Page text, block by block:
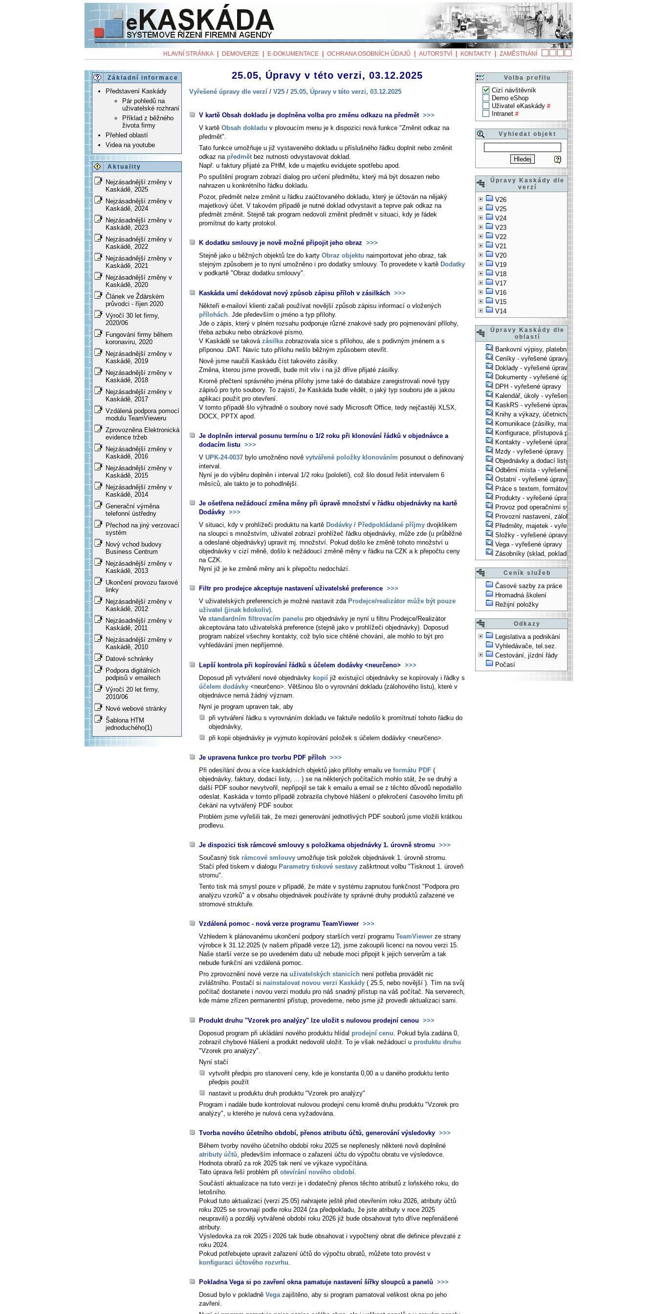
HLAVNÍ STRÁNKA DEMOVERZE E-DOKUMENTACE OCHRANA OSOBNÍCH ÚDAJŮ AUTORSTVÍ KONTAKTY ZAMĚSTNÁNÍ
Základní informace
Představení Kaskády
Pár pohledů na
uživatelské rozhraní
Příklad z běžného
života firmy
Přehled oblastí
Videa na youtube
Aktuality
Nejzásadnější změny v
Kaskádě, 2025
Nejzásadnější změny v
Kaskádě, 2024
Nejzásadnější změny v
Kaskádě, 2023
Nejzásadnější změny v
Kaskádě, 2022
Nejzásadnější změny v
Kaskádě, 2021
Nejzásadnější změny v
Kaskádě, 2020
Článek ve Ždárském
průvodci - říjen 2020
Výročí 30 let firmy,
2020/06
Fungování firmy během
koronaviru, 2020
Nejzásadnější změny v
Kaskádě, 2019
Nejzásadnější změny v
Kaskádě, 2018
Nejzásadnější změny v
Kaskádě, 2017
Vzdálená podpora pomocí
modulu TeamVieweru
Zprovozněna Elektronická
evidence tržeb
Nejzásadnější změny v
Kaskádě, 2016
Nejzásadnější změny v
Kaskádě, 2015
Nejzásadnější změny v
Kaskádě, 2014
Generační výměna
telefonní ústředny
Přechod na jiný verzovací
systém
Nový vchod budovy
Business Centrum
Nejzásadnější změny v
Kaskádě, 2013
Ukončení provozu faxové
linky
Nejzásadnější změny v
Kaskádě, 2012
Nejzásadnější změny v
Kaskádě, 2011
Nejzásadnější změny v
Kaskádě, 2010
Datové schránky
Podpora digitálních
podpisů v emailech
Výročí 20 let firmy,
2010/06
Nové webové stránky
Šablona HTM
jednoduchého(1)
Volba profilu
Cizí návštěvník
Demo eShop
Uživatel eKaskády #
Intranet #
Vyhledat objekt
Úpravy Kaskády dle
verzí
V26
V25
V24
V23
V22
V21
V20
V19
V18
V17
V16
V15
V14
Úpravy Kaskády dle
oblastí
Bankovní výpisy, platební příkazy - vyřešené úpravy
Ceníky - vyřešené úpravy
Doklady - vyřešené úpravy
Dokumenty - vyřešené úpravy
DPH - vyřešené úpravy
Kalendář, úkoly - vyřešené úpravy
KaskRS - vyřešené úpravy
Knihy a výkazy, účetnictví - vyřešené úpravy
Komunikace (zásilky, mail-systém, ...) - vyřešené úpravy
Konfigurace, přístupová práva, ... - vyřešené úpravy
Kontakty - vyřešené úpravy
Mzdy - vyřešené úpravy
Objednávky a dodací listy - vyřešené úpravy
Odběrní místa - vyřešené úpravy
Ostatní - vyřešené úpravy
Práce s textem, formátování, ... - vyřešené úpravy
Produkty - vyřešené úpravy
Provoz pod operačními systémy, technologické věci -
Provozní nastavení, zálohování, instalace, ... -
Předměty, majetek - vyřešené úpravy
Složky - vyřešené úpravy
Vega - vyřešené úpravy
Zásobníky (sklad, pokladna, bank. účet) - vyřešené
Ceník služeb
Časové sazby za práce
Hromadná školení
Režijní položky
Odkazy
Legislativa a podnikání
Vyhledávače, tel.sez.
Cestování, jízdní řády
Počasí
25.05, Úpravy v této verzi, 03.12.2025
Vyřešené úpravy dle verzí / V25 / 25.05, Úpravy v této verzi, 03.12.2025
V kartě Obsah dokladu je doplněna volba pro změnu odkazu na předmět >>>
V kartě Obsah dokladu v plovoucím menu je k dispozici nová funkce "Změnit odkaz na
předmět".
Tato funkce umožňuje u již vystaveného dokladu u příslušného řádku doplnit nebo změnit
odkaz na předmětbez nutnosti odvystavovat doklad.
Např. u faktury přijaté za PHM, kde u majetku evidujete spotřebu apod.
Po spuštění program zobrazí dialog pro určení předmětu, který má být dosazen nebo
nahrazen u konkrétního řádku dokladu.
Pozor, předmět nelze změnit u řádku zaúčtovaného dokladu, který je účtován na nějaký
majetkový účet. V takovém případě je nutné doklad odvystavit a teprve pak odkaz na
předmět změnit. Stejně tak program nedovolí změnit předmět v situaci, kdy je řádek
promítnut do karty protokol.
K dodatku smlouvy je nově možné připojit jeho obraz >>>
Stejně jako u běžných objektů lze do karty Obraz objektu naimportovat jeho obraz, tak
stejným způsobem je to nyní umožněno i pro dodatky smlouvy. To provedete v kartě Dodatky
v podkartě "Obraz dodatku smlouvy".
Kaskáda umí dekódovat nový způsob zápisu příloh v zásilkách >>>
Někteří e-mailoví klienti začali používat novější způsob zápisu informací o vložených
přílohách . Jde především o jméno a typ přílohy.
Jde o zápis, který v plném rozsahu podporuje různé znakové sady pro pojmenování přílohy,
třeba azbuku nebo obrázkové písmo.
V Kaskádě se taková zásilka zobrazovala sice s přílohou, ale s podivným jménem a s
příponou .DAT. Navíc tuto přílohu nešlo běžným způsobem otevřít.
Nově jsme naučili Kaskádu číst takovéto zásilky.
Změna, kterou jsme provedli, bude mít vliv i na již dříve přijaté zásilky.
Kromě přečtení správného jména přílohy jsme také do databáze zaregistrovali nové typy
zápisů pro tyto soubory. To zajistí, že Kaskáda bude vědět, o jaký typ souboru jde a jakou
aplikaci použít pro otevření.
V tomto případě šlo výhradně o soubory nové sady Microsoft Office, tedy nejčastěji XLSX,
DOCX, PPTX apod.
Je doplněn interval posunu termínu o 1/2 roku při klonování řádků v objednávce a
dodacím listu >>>
V UPK-24-0037 bylo umožněno nově vytvářené položky klonováním posunout o definovaný
interval.
Nyní je do výběru doplněn i interval 1/2 roku (pololetí), což šlo dosud řešit intervalem 6
měsíců, ale takto je to pohodlnější.
Je ošetřena nežádoucí změna měny při úpravě množství v řádku objednávky na kartě
Dodávky >>>
V situaci, kdy v prohlížeči produktu na kartě Dodávky / Předpokládané příjmy dvojklikem
na sloupci s množstvím, uživatel zobrazí prohlížeč řádku objednávky, může zde (u průběžné
a odeslané objednávky) upravit mj. množství. Pokud došlo ke změně tohoto množství u
objednávky v cizí měně, došlo k nežádoucí změně měny v řádku na CZK a k přepočtu ceny
na CZK.
Nyní již je ke změně měny ani k přepočtu nedochází.
Filtr pro prodejce akceptuje nastavení uživatelské preference >>>
V uživatelských preferencích je možné nastavit zda Prodejce/realizátor může být pouze
uživatel (jinak kdokoliv).
Ve standardním filtrovacím panelu pro objednávky je nyní u filtru Prodejce/Realizátor
akceptována tato uživatelská preference (stejně jako v prohlížeči objednávky). Doposud
program nabízel všechny kontakty, což bylo sice chtěné chování, ale mohlo to být pro
vyhledávání jmen nepříjemné.
Lepší kontrola při kopírování řádků s účelem dodávky <neurčeno> >>>
Doposud při vytváření nové objednávky kopií již existující objednávky se kopírovaly i řádky s
účelem dodávky <neurčeno>. Většinou šlo o vyrovnání dokladu (zálohového listu), které v
objednávce nemá žádný význam.
Nyní je program upraven tak, aby
při vytváření řádku s vyrovnáním dokladu ve faktuře nedošlo k promítnutí tohoto řádku do
objednávky,
při kopii objednávky je vyjmuto kopírování položek s účelem dodávky <neurčeno>.
Je upravena funkce pro tvorbu PDF příloh >>>
Při odesílání dvou a více kaskádních objektů jako přílohy emailu ve formátu PDF (
objednávky, faktury, dodací listy, ... ) se na některých počítačích mohlo stát, že se druhý a
další PDF soubor nevytvořil, nepřipojil se tak k emailu a email se z těchto důvodů nepodařilo
odeslat. Kaskáda v tomto případě zobrazila chybové hlášení o překročení časového limitu při
čekání na vytvářený PDF soubor.
Problém jsme vyřešili tak, že mezi generování jednotlivých PDF souborů jsme vložili krátkou
prodlevu.
Je dispozici tisk rámcové smlouvy s položkama objednávky 1. úrovně stromu >>>
Současný tisk rámcové smlouvy umožňuje tisk položek objednávek 1. úrovně stromu.
Stačí před tiskem v dialogu Parametry tiskové sestavy zaškrtnout volbu "Tisknout 1. úroveň
stromu".
Tento tisk má smysl pouze v případě, že máte v systému zapnutou funkčnost "Podpora pro
analýzu vzorků" a v obsahu objednávek používáte ty správné druhy produktů zařazené ve
stromové struktuře.
Vzdálená pomoc - nová verze programu TeamViewer >>>
Vzhledem k plánovanému ukončení podpory starších verzí programu TeamViewer ze strany
výrobce k 31.12.2025 (v našem případě verze 12), jsme zakoupili licenci na novou verzi 15.
Naše starší verze se po uvedeném datu už nebude moci připojit k jejich serverům a tak
nebude funkční ani vzdálená pomoc.
Pro zprovoznění nové verze na uživatelských stanicích není potřeba provádět nic
zvláštního. Postačí si nainstalovat novou verzi Kaskády ( 25.5, nebo novější ). Tím na svůj
počítač dostanete i novou verzi modulu pro náš snadný přístup na váš počítač. Na serverech,
kde máme zřízen permanentní přístup, provedeme, nebo jsme již provedli aktualizaci sami.
Produkt druhu "Vzorek pro analýzy" lze uložit s nulovou prodejní cenou >>>
Doposud program při ukládání nového produktu hlídal prodejní cenu . Pokud byla zadána 0,
zobrazil chybové hlášení a produkt nedovolil uložit. To je však nežádoucí u produktu druhu
"Vzorek pro analýzy".
Nyní stačí
vytvořit předpis pro stanovení ceny, kde je konstanta 0,00 a u daného produktu tento
předpis použít
nastavit u produktu druh produktu "Vzorek pro analýzy"
Program i nadále bude kontrolovat nulovou prodejní cenu kromě druhu produktu "Vzorek pro
analýzy", u kterého je nulová cena vyžadována.
Tvorba nového účetního období, přenos atributu účtů, generování výsledovky >>>
Během tvorby nového účetního období roku 2025 se nepřenesly některé nově doplněné
atributy účtů , především informace o zařazení účtu do výpočtu obratu ve výsledovce.
Hodnota obratů za rok 2025 tak není ve výkaze vypočítána.
Tato úprava řeší problém při otevírání nového období
Součástí aktualizace na tuto verzi je i dodatečný přenos těchto atributů z loňského roku, do
letošního.
Pokud tuto aktualizaci (verzi 25.05) nahrajete ještě před otevřením roku 2026, atributy účtů
roku 2025 se srovnají podle roku 2024 (za předpokladu, že jste atributy v roce 2025
neupravili) a později vytvářené období roku 2026 již bude obsahovat tyto dříve nepřenášené
atributy.
Výsledovka za rok 2025 i 2026 tak bude obsahovat i vypočtený obrat dle definice převzaté z
roku 2024.
Pokud potřebujete upravit zařazení účtů do výpočtu obratů, můžete toto provést v
konfiguraci účtového rozvrhu
Pokladna Vega si po zavření okna pamatuje nastavení šířky sloupců a panelů >>>
Dosud bylo v pokladně Vegazajištěno, aby si program pamatoval velikost okna po jeho
zavření.